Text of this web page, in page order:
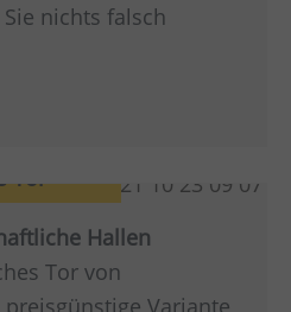
nichts falsch
Tor
Hallen
Tor von
Variante